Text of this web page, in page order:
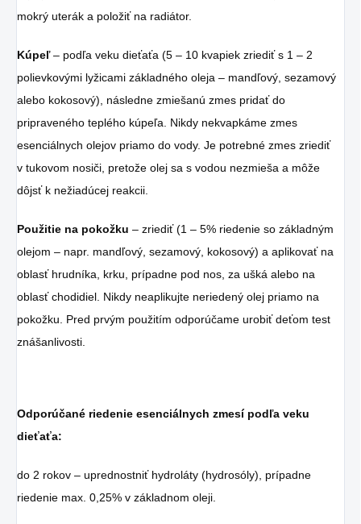
mokrý uterák a položiť na radiátor.
Kúpeľ– podľa veku dieťaťa (5 – 10 kvapiek zriediť s 1 – 2
polievkovými lyžicami základného oleja – mandľový, sezamový
alebo kokosový), následne zmiešanú zmes pridať do
pripraveného teplého kúpeľa. Nikdy nekvapkáme zmes
esenciálnych olejov priamo do vody. Je potrebné zmes zriediť
v tukovom nosiči, pretože olej sa s vodou nezmieša a môže
dôjsť k nežiadúcej reakcii.
Použitie na pokožku – zriediť (1 – 5% riedenie so základným
olejom – napr. mandľový, sezamový, kokosový) a aplikovať na
oblasť hrudníka, krku, prípadne pod nos, za ušká alebo na
oblasť chodidiel. Nikdy neaplikujte neriedený olej priamo na
pokožku. Pred prvým použitím odporúčame urobiť deťom test
znášanlivosti.
Odporúčané riedenie esenciálnych zmesí podľa veku
dieťaťa:
do 2 rokov – uprednostniť hydroláty (hydrosóly), prípadne
riedenie max. 0,25% v základnom oleji.